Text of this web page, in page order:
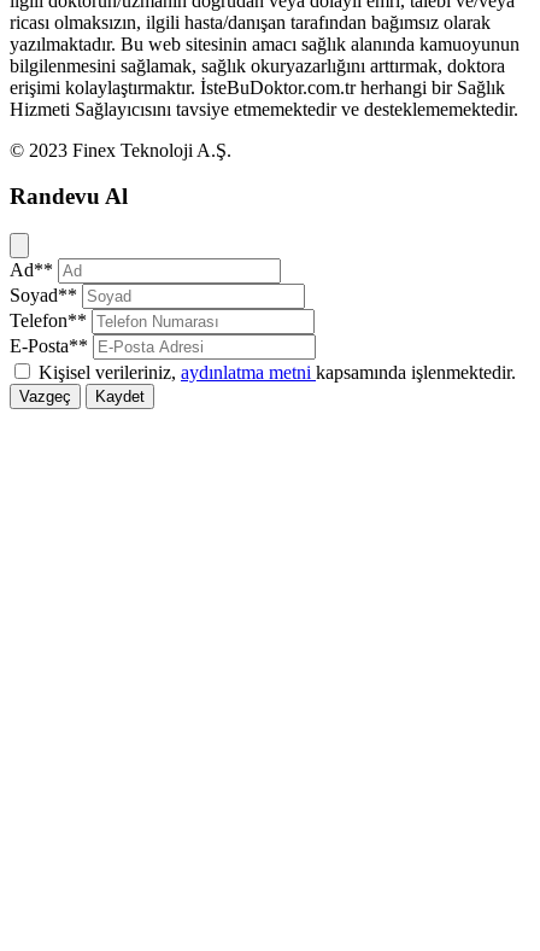
ricası olmaksızın, ilgili hasta/danışan tarafından bağımsız olarak
yazılmaktadır. Bu web sitesinin amacı sağlık alanında kamuoyunun
bilgilenmesini sağlamak, sağlık okuryazarlığını arttırmak, doktora
erişimi kolaylaştırmaktır. İsteBuDoktor.com.tr herhangi bir Sağlık
Hizmeti Sağlayıcısını tavsiye etmemektedir ve desteklememektedir.
© 2023 Finex Teknoloji A.Ş.
Randevu Al
Kapat
Ad**
Soyad**
Telefon**
E-Posta**
Kişisel verileriniz, aydınlatma metni kapsamında işlenmektedir.
Vazgeç Kaydet